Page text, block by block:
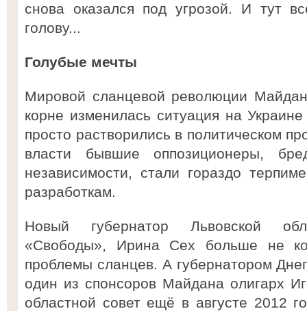
снова оказался под угрозой. И тут
голову...
Голубые мечты
Мировой сланцевой революции
корне изменилась ситуация на
просто растворились в политическом
власти бывшие оппозиционеры,
независимости, стали гораздо
разработкам.
Новый губернатор Львовской
«Свободы», Ирина Сех больше не
проблемы сланцев. А губернатором
один из спонсоров Майдана олигарх
областной совет ещё в августе 2012